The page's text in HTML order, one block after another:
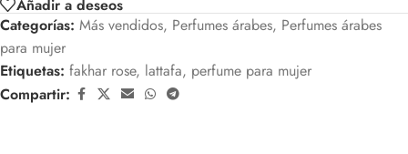
Añadir a deseos
Categorías: Más vendidos, Perfumes árabes, Perfumes árabes
para mujer
Etiquetas: fakhar rose, lattafa, perfume para mujer
Compartir: